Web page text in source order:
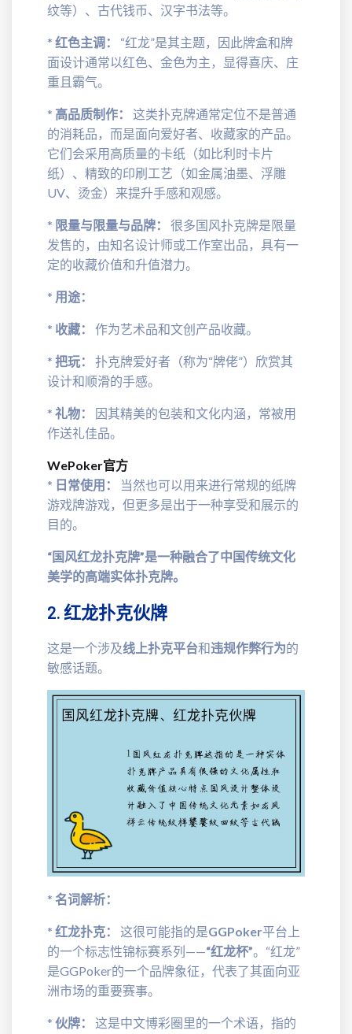
纹等）、古代钱币、汉字书法等。
* 红色主调：
“红龙”是其主题，因此牌盒和牌
面设计通常以红色、金色为主，显得喜庆、庄
重且霸气。
* 高品质制作：
这类扑克牌通常定位不是普通
的消耗品，而是面向爱好者、收藏家的产品。
它们会采用高质量的卡纸（如比利时卡片
纸）、精致的印刷工艺（如金属油墨、浮雕
UV、烫金）来提升手感和观感。
* 限量与限量与品牌：
很多国风扑克牌是限量
发售的，由知名设计师或工作室出品，具有一
定的收藏价值和升值潜力。
* 用途：
* 收藏： 作为艺术品和文创产品收藏。
* 把玩：
扑克牌爱好者（称为“牌佬”）欣赏其
设计和顺滑的手感。
* 礼物：
因其精美的包装和文化内涵，常被用
作送礼佳品。
WePoker官方
* 日常使用：
当然也可以用来进行常规的纸牌
游戏牌游戏，但更多是出于一种享受和展示的
目的。
“国风红龙扑克牌”是一种融合了中国传统文化
美学的高端实体扑克牌。
2. 红龙扑克伙牌
这是一个涉及线上扑克平台和违规作弊行为的
敏感话题。
* 名词解析：
* 红龙扑克： 这很可能指的是GGPoker平台上
的一个标志性锦标赛系列——“红龙杯”。“红龙”
是GGPoker的一个品牌象征，代表了其面向亚
洲市场的重要赛事。
* 伙牌：
这是中文博彩圈里的一个术语，指的